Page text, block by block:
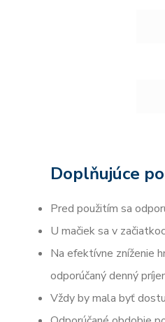
Doplňujúce
Pred použitím sa
U mačiek sa v
Na efektívne zníženie
odporúčaný denný
Vždy by mala byť